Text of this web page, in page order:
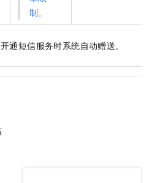
制。
通短信服务时系统自动赠送。